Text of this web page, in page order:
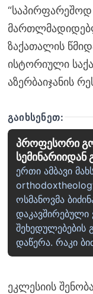
ზაქათალის
ისტორიული
აზერბაიჯანის
ᲒᲐᲘᲮᲡᲔᲜᲔᲗ:
პროფესორი
სემინარიიდან
ერთი ამბავი
ოსმანოვმა
შეხედულებების
დაწერა. რაკი
ეკლესიის